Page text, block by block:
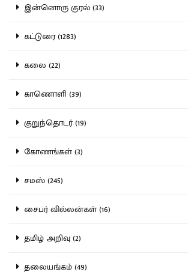
இன்னொரு குரல் (33)
கட்டுரை (1283)
கலை (22)
காணொளி (39)
குறுந்தொடர் (19)
கோணங்கள் (3)
சமஸ் (245)
சைபர் வில்லன்கள் (16)
தமிழ் அறிவு (2)
தலையங்கம் (49)